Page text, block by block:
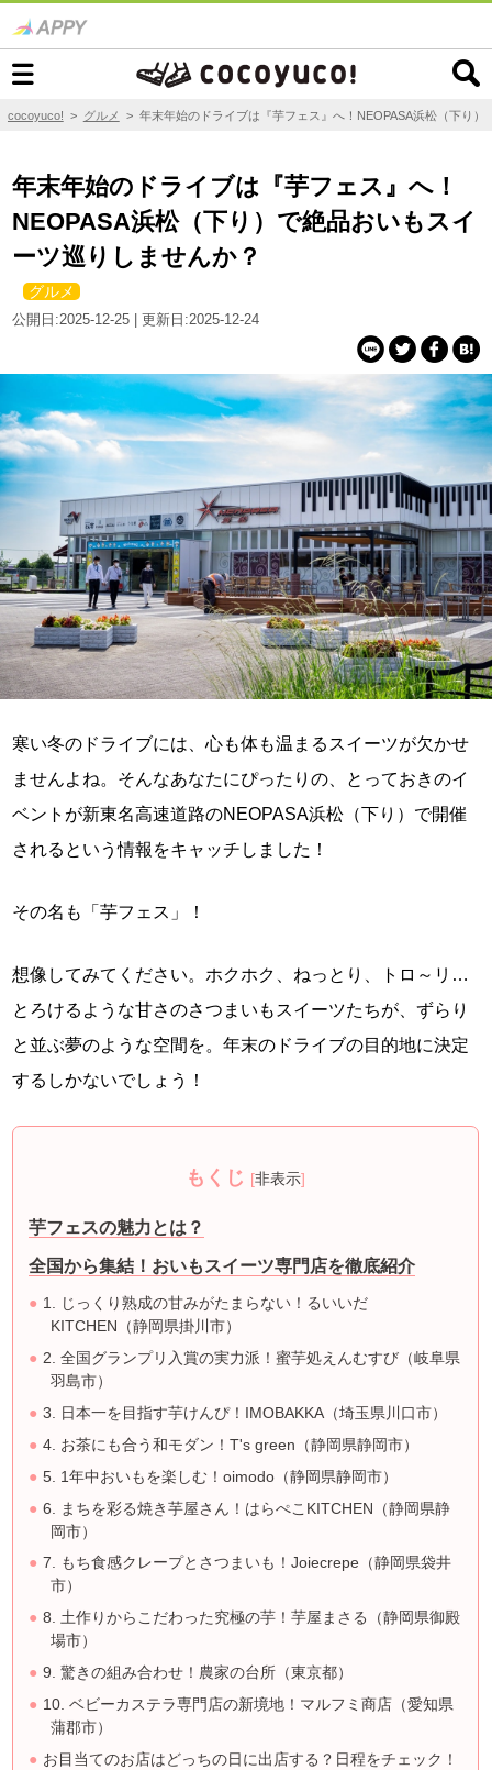
cocoyuco! > グルメ > 年末年始のドライブは『芋フェス』へ！NEOPASA浜松（下り
年末年始のドライブは『芋フェス』へ！
NEOPASA浜松（下り）で絶品おいもスイ
ーツ巡りしませんか？
グルメ
公開日:2025-12-25 | 更新日:2025-12-24
寒い冬のドライブには、心も体も温まるスイーツが欠かせ
ませんよね。そんなあなたにぴったりの、とっておきのイ
ベントが新東名高速道路のNEOPASA浜松（下り）で開催
されるという情報をキャッチしました！
その名も「芋フェス」！
想像してみてください。ホクホク、ねっとり、トロ～リ…
とろけるような甘さのさつまいもスイーツたちが、ずらり
と並ぶ夢のような空間を。年末のドライブの目的地に決定
するしかないでしょう！
もくじ [非表示]
芋フェスの魅力とは？
全国から集結！おいもスイーツ専門店を徹底紹介
1. じっくり熟成の甘みがたまらない！るいいだ
KITCHEN（静岡県掛川市）
2. 全国グランプリ入賞の実力派！蜜芋処えんむすび（岐阜県
羽島市）
3. 日本一を目指す芋けんぴ！IMOBAKKA（埼玉県川口市）
4. お茶にも合う和モダン！T's green（静岡県静岡市）
5. 1年中おいもを楽しむ！oimodo（静岡県静岡市）
6. まちを彩る焼き芋屋さん！はらぺこKITCHEN（静岡県静
岡市）
7. もち食感クレープとさつまいも！Joiecrepe（静岡県袋井
市）
8. 土作りからこだわった究極の芋！芋屋まさる（静岡県御殿
場市）
9. 驚きの組み合わせ！農家の台所（東京都）
10. ベビーカステラ専門店の新境地！マルフミ商店（愛知県
蒲郡市）
お目当てのお店はどっちの日に出店する？日程をチェック！